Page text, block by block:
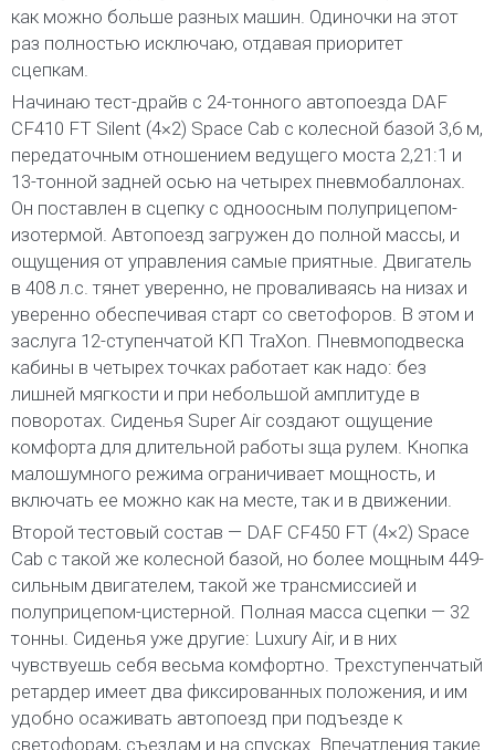
как можно больше разных машин. Одиночки на этот
раз полностью исключаю, отдавая приоритет
сцепкам.
Начинаю тест-драйв с 24-тонного автопоезда DAF
CF410 FT Silent (4×2) Space Cab с колесной базой 3,6 м,
передаточным отношением ведущего моста 2,21:1 и
13-тонной задней осью на четырех пневмобаллонах.
Он поставлен в сцепку с одноосным полуприцепом-
изотермой. Автопоезд загружен до полной массы, и
ощущения от управления самые приятные. Двигатель
в 408 л.с. тянет уверенно, не проваливаясь на низах и
уверенно обеспечивая старт со светофоров. В этом и
заслуга 12-ступенчатой КП TraXon. Пневмоподвеска
кабины в четырех точках работает как надо: без
лишней мягкости и при небольшой амплитуде в
поворотах. Сиденья Super Air создают ощущение
комфорта для длительной работы зща рулем. Кнопка
малошумного режима ограничивает мощность, и
включать ее можно как на месте, так и в движении.
Второй тестовый состав — DAF CF450 FT (4×2) Space
Cab с такой же колесной базой, но более мощным 449-
сильным двигателем, такой же трансмиссией и
полуприцепом-цистерной. Полная масса сцепки — 32
тонны. Сиденья уже другие: Luxury Air, и в них
чувствуешь себя весьма комфортно. Трехступенчатый
ретардер имеет два фиксированных положения, и им
удобно осаживать автопоезд при подъезде к
светофорам, съездам и на спусках. Впечатления такие